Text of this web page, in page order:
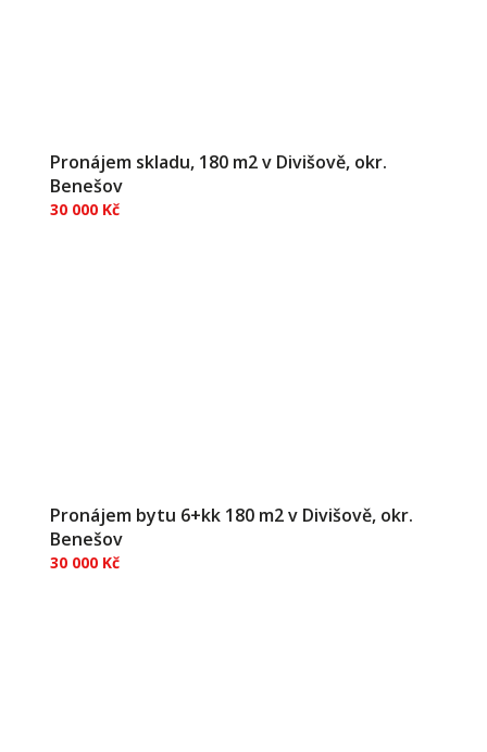
Pronájem skladu, 180 m2 v Divišově, okr.
Benešov
30 000 Kč
Pronájem bytu 6+kk 180 m2 v Divišově, okr.
Benešov
30 000 Kč